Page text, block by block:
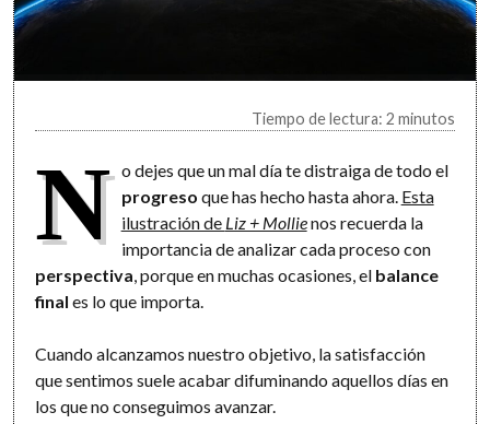
Tiempo de lectura: 2 minutos
N o dejes que un mal día te distraiga de todo el
progreso que has hecho hasta ahora. Esta
ilustración de Liz + Mollienos recuerda la
importancia de analizar cada proceso con
perspectiva , porque en muchas ocasiones, el balance
final es lo que importa.
Cuando alcanzamos nuestro objetivo, la satisfacción
que sentimos suele acabar difuminando aquellos días en
los que no conseguimos avanzar.